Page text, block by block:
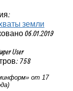
земли
06.01.2019
User
758
от 17